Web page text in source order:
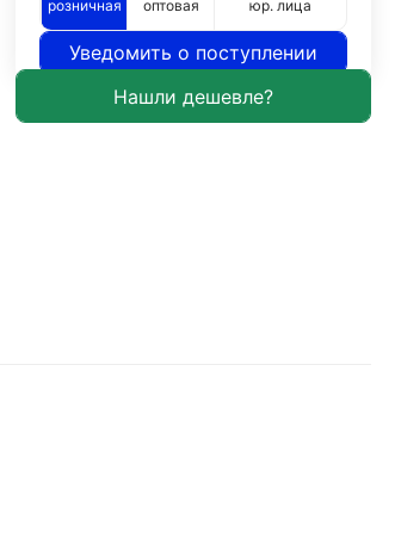
розничная оптовая юр. лица
Уведомить о поступлении